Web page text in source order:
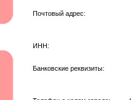
Почтовый адрес:
ИНН:
Банковские реквизиты: